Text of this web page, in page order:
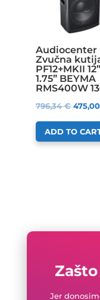
Audiocenter
Zvučna
PF12+MKII
1.75” BEYMA
RMS400W
796,34€ 475,00
ADD TO
Jer